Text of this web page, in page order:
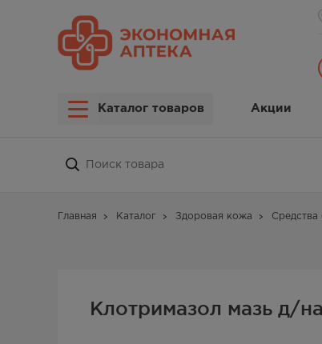
Каталог товаров Акции
Главная Каталог Здоровая кожа Средства
Клотримазол мазь д/